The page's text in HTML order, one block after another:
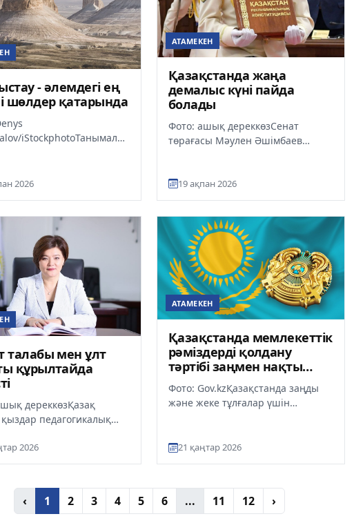
- әлемдегі ең
шөлдер қатарында
iStockphotoТанымал
міндетті түрде бар...
2026
АТАМЕКЕН
Қазақстанда жаңа
демалыс күні пайда
болады
Фото: ашық дереккөзСенат
төрағасы Мәулен Әшімбаев
н...19 ақпан 2026
талабы мен ұлт
құрылтайда
дереккөзҚазақ
педагогикалық
– Ректоры Бейбіткүл
2026
АТАМЕКЕН
Қазақстанда мемлекеттік
рәміздерді қолдану
тәртібі заңмен нақты
регламенттеледі
Фото: Gov.kzҚазақстанда заңды
және жеке тұлғалар үшін
21 қаңтар 2026
‹ 1 2 3 4 5 6 ... 11 12 ›